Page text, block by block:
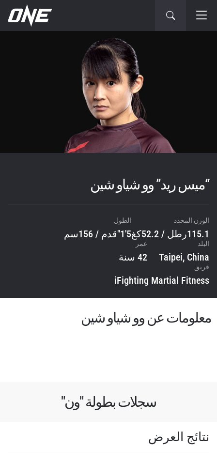
“ميس ريد” وو شياو شين
الوزن المحدد
115.1رطل / 52.2كغ
الطول
5'1"قدم / 156سم
البلد
Taipei, China
عمر
42 سنة
فريق
iFighting Martial Fitness
معلومات عن وو شياو شين
سجلات بطولة "ون"
نتائج العرض
المنافس
ابق على اطّلاع
أفضل المقاعد لعروضنا الحية.
البريد الإلكتروني